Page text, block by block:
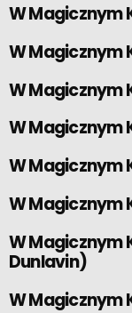
W Magicznym
W Magicznym
W Magicznym
W Magicznym
W Magicznym
W Magicznym
W Magicznym
Dunlavin)
W Magicznym